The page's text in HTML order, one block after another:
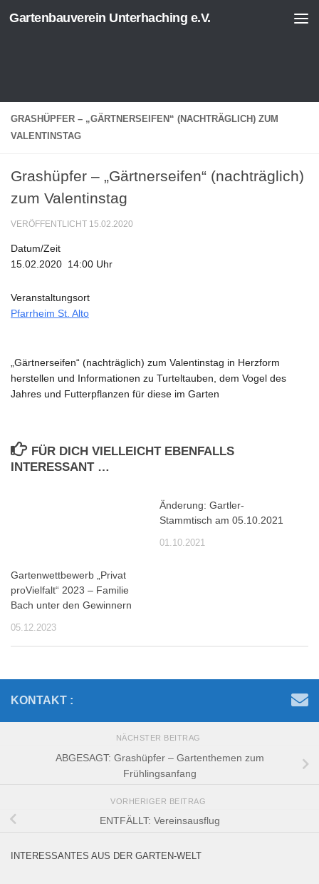
Zum Inhalt springen
Gartenbauverein Unterhaching e.V.
GRASHÜPFER – „GÄRTNERSEIFEN“ (NACHTRÄGLICH) ZUM
VALENTINSTAG
Grashüpfer – „Gärtnerseifen“ (nachträglich)
zum Valentinstag
VERÖFFENTLICHT 15.02.2020
Datum/Zeit
15.02.2020 14:00 Uhr
Veranstaltungsort
Pfarrheim St. Alto
„Gärtnerseifen“ (nachträglich) zum Valentinstag in Herzform
herstellen und Informationen zu Turteltauben, dem Vogel des
Jahres und Futterpflanzen für diese im Garten
FÜR DICH VIELLEICHT EBENFALLS
INTERESSANT …
Gartenwettbewerb „Privat
proVielfalt“ 2023 – Familie
Bach unter den Gewinnern
05.12.2023
Änderung: Gartler-
Stammtisch am 05.10.2021
01.10.2021
KONTAKT :
NÄCHSTER BEITRAG
ABGESAGT: Grashüpfer – Gartenthemen zum
Frühlingsanfang
VORHERIGER BEITRAG
ENTFÄLLT: Vereinsausflug
INTERESSANTES AUS DER GARTEN-WELT